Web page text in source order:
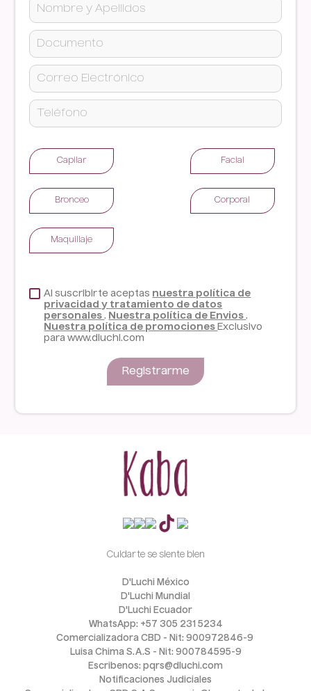
Capilar Facial
Bronceo Corporal
Maquillaje
Al suscribirte aceptas nuestra política de
privacidad y tratamiento de datos
personales. Nuestra política de Envios.
Nuestra política de promociones Exclusivo
para www.dluchi.com
Registrarme
Cuidarte se siente bien
D'Luchi México
D'Luchi Mundial
D'Luchi Ecuador
WhatsApp: +57 305 231 5234
Comercializadora CBD - Nit: 900972846-9
Luisa Chima S.A.S - Nit: 900784595-9
Escribenos: pqrs@dluchi.com
Notificaciones Judiciales